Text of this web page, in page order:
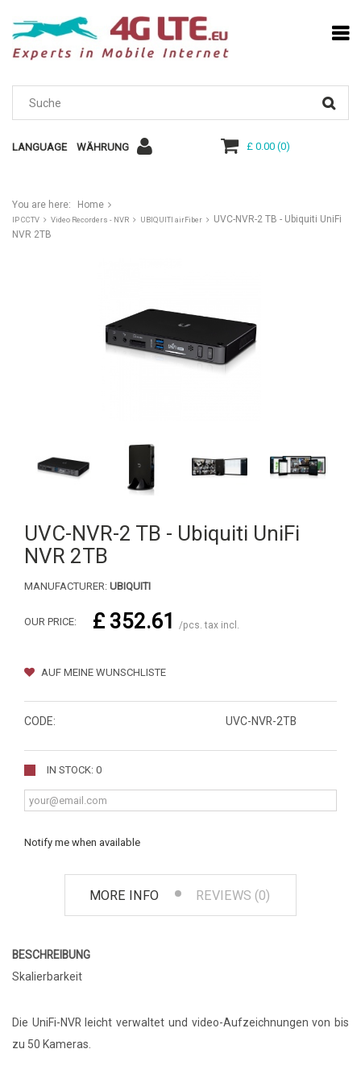
LANGUAGE WÄHRUNG £ 0.00(0)
You are here: Home
IP CCTV Video Recorders - NVR UBIQUITI airFiber
UVC-NVR-2 TB - Ubiquiti UniFi
NVR 2TB
UVC-NVR-2 TB - Ubiquiti UniFi
NVR 2TB
MANUFACTURER: UBIQUITI
OUR PRICE: £ 352.61 /pcs. tax incl.
AUF MEINE WUNSCHLISTE
CODE: UVC-NVR-2TB
IN STOCK: 0
Notify me when available
MORE INFO REVIEWS (0)
BESCHREIBUNG
Skalierbarkeit
Die UniFi-NVR leicht verwaltet und video-Aufzeichnungen von bis
zu 50 Kameras.